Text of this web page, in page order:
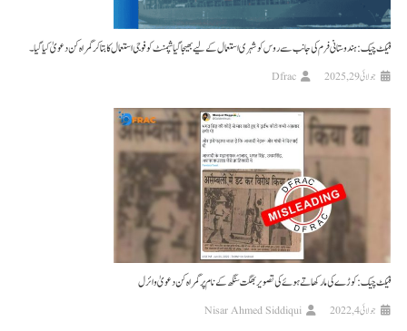
فیکٹ چیک: ہندوستانی فرم کی جانب سے روس کو شہری استعمال کے لیے بھیجا گیا شپمنٹ کو فوجی استعمال کا بتا کر گمراہ کن دعویٰ کیا گیا۔
جولائی 29, 2025 Dfrac
فیکٹ چیک: کوڑے کی مار کھاتے ہوئے کی تصویر بھگت سنگھ کے نام پر گمراہ کن دعویٰ وائرل
جولائی 4, 2022 Nisar Ahmed Siddiqui